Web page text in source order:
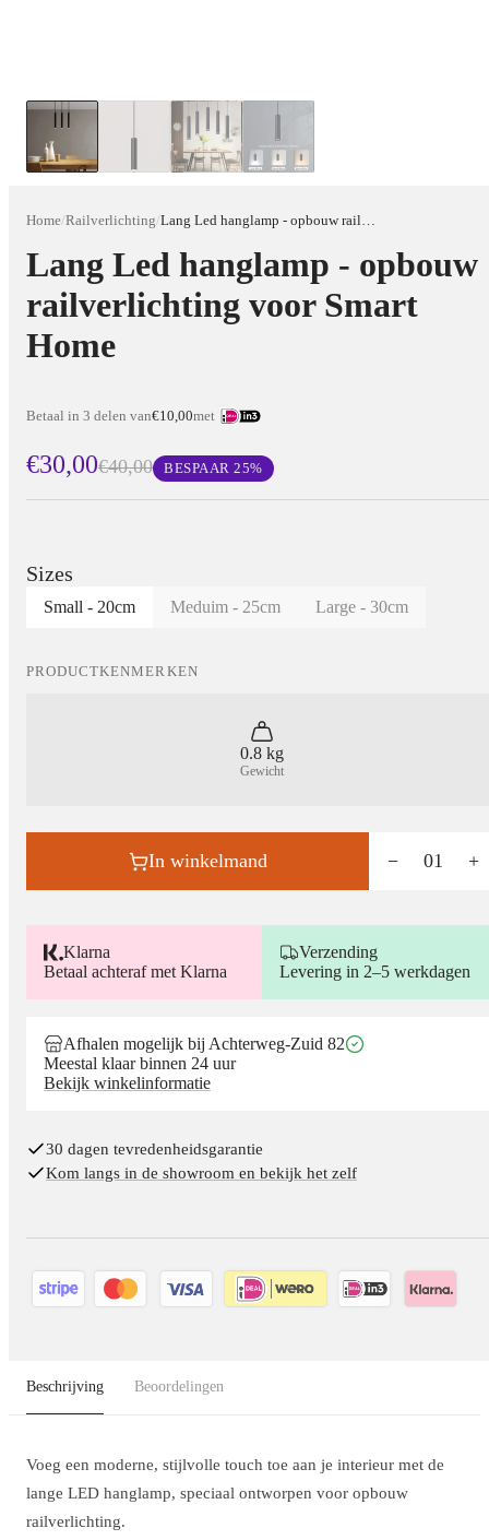
Home/Railverlichting/ Lang Led hanglamp - opbouw railverlichting voor Smart Home
Lang Led hanglamp - opbouw
railverlichting voor Smart
Home
Betaal in 3 delen van€10,00met
€30,00€40,00 BESPAAR25%
Sizes
Small - 20cm Meduim - 25cm Large - 30cm
PRODUCTKENMERKEN
0.8 kg
Gewicht
In winkelmand − 01 +
Klarna
Betaal achteraf met Klarna
Verzending
Levering in 2–5 werkdagen
Afhalen mogelijk bij Achterweg-Zuid 82
Meestal klaar binnen 24 uur
Bekijk winkelinformatie
30 dagen tevredenheidsgarantie
Kom langs in de showroom en bekijk het zelf
Beschrijving Beoordelingen
Voeg een moderne, stijlvolle touch toe aan je interieur met de
lange LED hanglamp, speciaal ontworpen voor opbouw
railverlichting.